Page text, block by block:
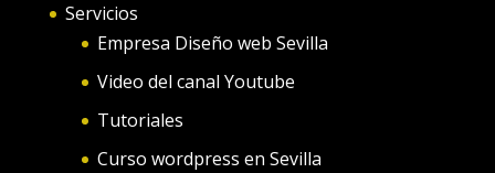
Servicios
Empresa Diseño web Sevilla
Video del canal Youtube
Tutoriales
Curso wordpress en Sevilla